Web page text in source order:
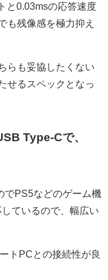
と0.03msの応答速度
も残像感を極力抑え
らも妥協したくない
せるスペックとなっ
Type-Cで、
でPS5などのゲーム機
ているので、幅広い
トPCとの接続性が良